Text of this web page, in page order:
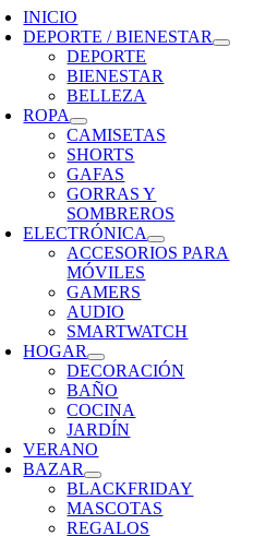
INICIO
DEPORTE / BIENESTAR
DEPORTE
BIENESTAR
BELLEZA
ROPA
CAMISETAS
SHORTS
GAFAS
GORRAS Y
SOMBREROS
ELECTRÓNICA
ACCESORIOS PARA
MÓVILES
GAMERS
AUDIO
SMARTWATCH
HOGAR
DECORACIÓN
BAÑO
COCINA
JARDÍN
VERANO
BAZAR
BLACKFRIDAY
MASCOTAS
REGALOS